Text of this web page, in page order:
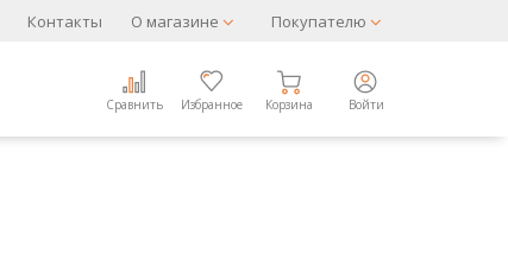
Контакты О магазине Покупателю
Сравнить Избранное Корзина Войти